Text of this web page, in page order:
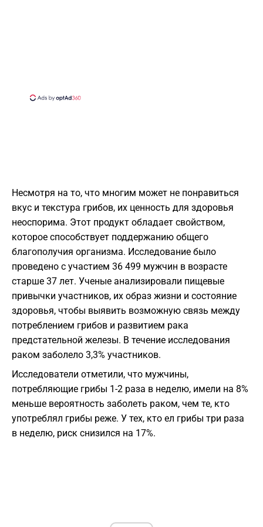
Несмотря на то, что многим может не понравиться
вкус и текстура грибов, их ценность для здоровья
неоспорима. Этот продукт обладает свойством,
которое способствует поддержанию общего
благополучия организма. Исследование было
проведено с участием 36 499 мужчин в возрасте
старше 37 лет. Ученые анализировали пищевые
привычки участников, их образ жизни и состояние
здоровья, чтобы выявить возможную связь между
потреблением грибов и развитием рака
предстательной железы. В течение исследования
раком заболело 3,3% участников.
Исследователи отметили, что мужчины,
потребляющие грибы 1-2 раза в неделю, имели на 8%
меньше вероятность заболеть раком, чем те, кто
употреблял грибы реже. У тех, кто ел грибы три раза
в неделю, риск снизился на 17%.